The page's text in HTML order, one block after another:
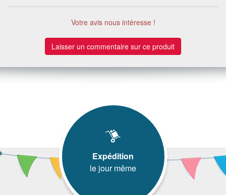
Votre avis nous intéresse !
Laisser un commentaire sur ce produit
Expédition
le jour même